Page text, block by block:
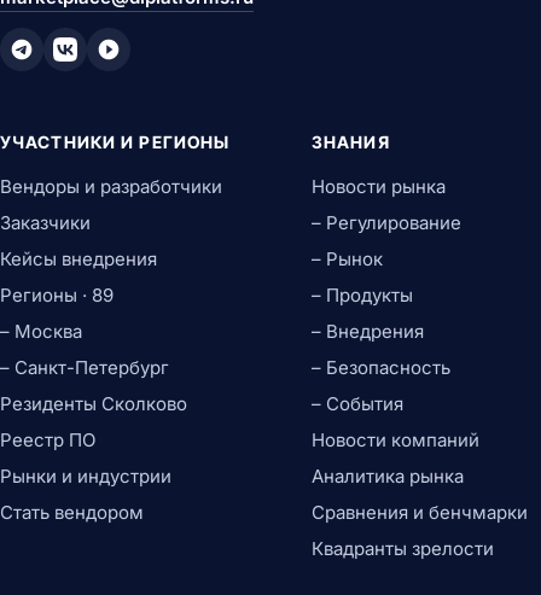
Электронные таблицы
Корпоративные коммуникации
Календари
Корпоративные мессенджеры
Совместная работа
Виртуальные доски
Корпоративные соцсети
Браузеры и интернет
Веб-браузеры
Расширения для браузеров
УЧАСТНИКИ И РЕГИОНЫ
Вендоры и разработчики
Заказчики
Кейсы внедрения
Регионы · 89
– Москва
– Санкт-Петербург
Резиденты Сколково
Реестр ПО
Рынки и индустрии
Стать вендором
ЗНАНИЯ
Новости рынка
– Регулирование
– Рынок
– Продукты
– Внедрения
– Безопасность
– События
Новости компаний
Аналитика рынка
Сравнения и бенчмарки
Квадранты зрелости